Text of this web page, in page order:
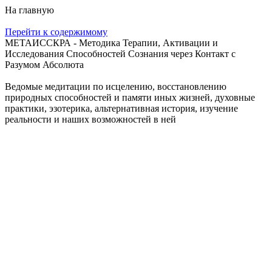
На главную
Перейти к содержимому
МЕТАИССКРА - Методика Терапии, Активации и
Исследования Способностей Сознания через Контакт с
Разумом Абсолюта
Ведомые медитации по исцелению, восстановлению
природных способностей и памяти иных жизней, духовные
практики, эзотерика, альтернативная история, изучение
реальности и наших возможностей в ней